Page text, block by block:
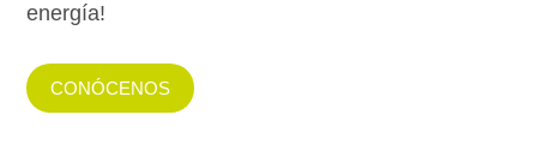
energía!
CONÓCENOS